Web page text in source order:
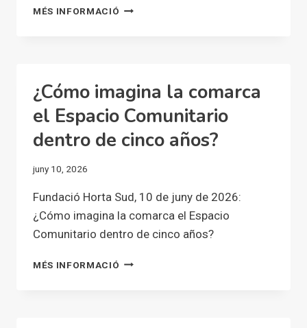
MÉS INFORMACIÓ L’HORTA
A
HONRAR
LES
VÍCTIMES
I
AGRAIR
SOLIDARITAT
VOLUNTARIAT
¿Cómo imagina la comarca
el Espacio Comunitario
dentro de cinco años?
juny 10, 2026
Fundació Horta Sud, 10 de juny de 2026:
¿Cómo imagina la comarca el Espacio
Comunitario dentro de cinco años?
MÉS INFORMACIÓ ¿CÓMO